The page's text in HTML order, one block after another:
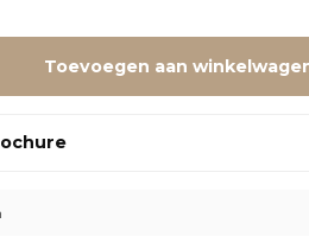
Toevoegen aan